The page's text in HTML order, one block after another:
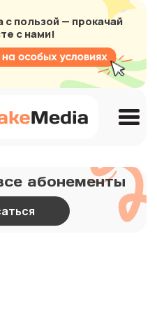
пользой — прокачай
с нами!
абонементы